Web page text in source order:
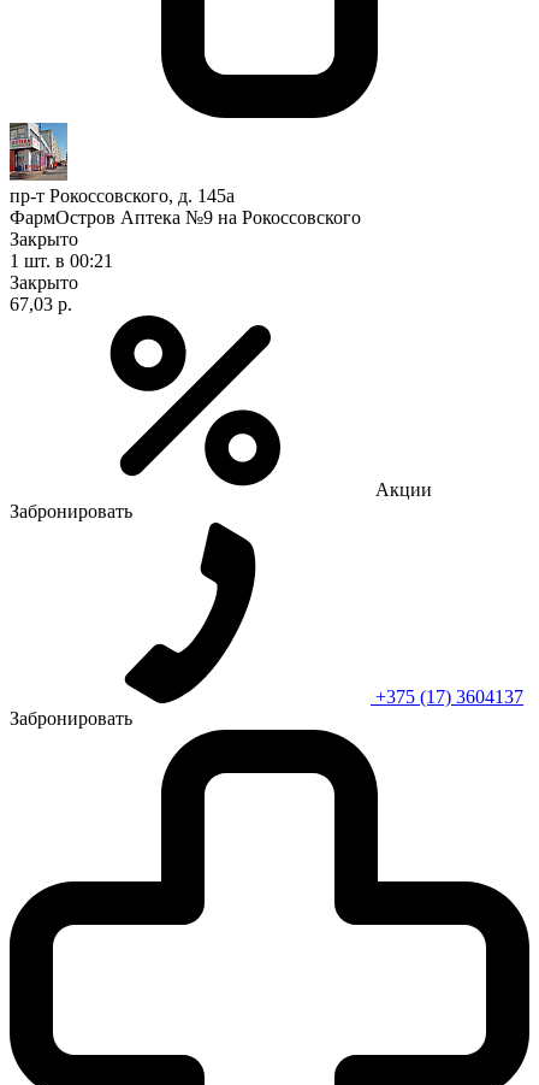
пр-т Рокоссовского, д. 145а
ФармОстров Аптека №9 на Рокоссовского
Закрыто
1 шт. в 00:21
Закрыто
67,03 р.
Акции
Забронировать
+375 (17) 3604137
Забронировать